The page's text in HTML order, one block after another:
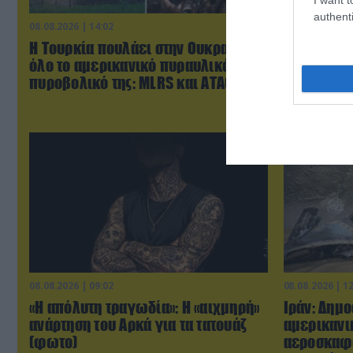
08.08.2026 | 14:02
Η Τουρκία πουλάει στην Ουκρανία
όλο το αμερικανικό πυραυλικό
πυροβολικό της: MLRS και ΑΤΑCMS
08.08.2026 | 09:02
«Η απόλυτη τραγωδία»: Η «αιχμηρή»
ανάρτηση του Αρκά για τα τατουάζ
(φωτο)
08.08.2026 |
Ιράν: